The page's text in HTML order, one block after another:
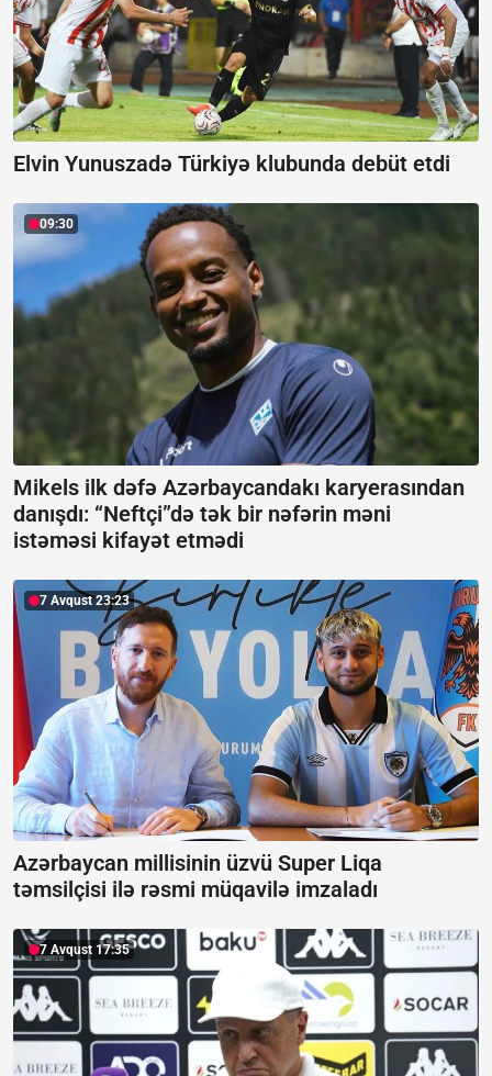
Elvin Yunuszadə Türkiyə klubunda debüt etdi
09:30
Mikels ilk dəfə Azərbaycandakı karyerasından
danışdı: “Neftçi”də tək bir nəfərin məni
istəməsi kifayət etmədi
7 Avqust 23:23
Azərbaycan millisinin üzvü Super Liqa
təmsilçisi ilə rəsmi müqavilə imzaladı
7 Avqust 17:35